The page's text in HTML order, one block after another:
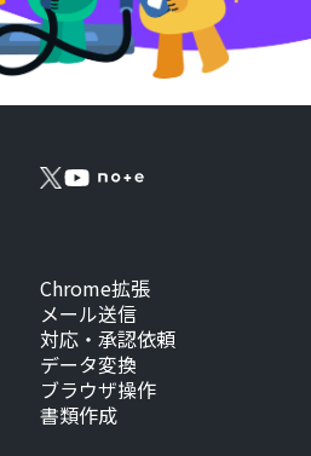
Chrome拡張
メール送信
対応・承認依頼
データ変換
ブラウザ操作
書類作成